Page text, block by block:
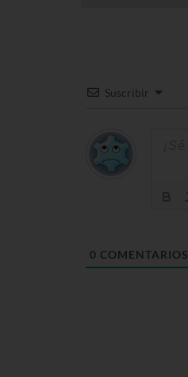
Suscribir
0 COMENTARIOS